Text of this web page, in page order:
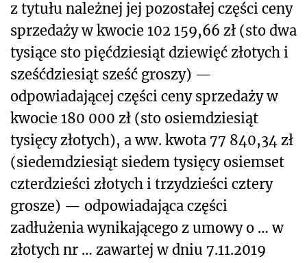
z tytułu należnej jej pozostałej części ceny
sprzedaży w kwocie 102 159,66 zł (sto dwa
tysiące sto pięćdziesiąt dziewięć złotych i
sześćdziesiąt sześć groszy) —
odpowiadającej części ceny sprzedaży w
kwocie 180 000 zł (sto osiemdziesiąt
tysięcy złotych), a ww. kwota 77 840,34 zł
(siedemdziesiąt siedem tysięcy osiemset
czterdzieści złotych i trzydzieści cztery
grosze) — odpowiadająca części
zadłużenia wynikającego z umowy o … w
złotych nr … zawartej w dniu 7.11.2019